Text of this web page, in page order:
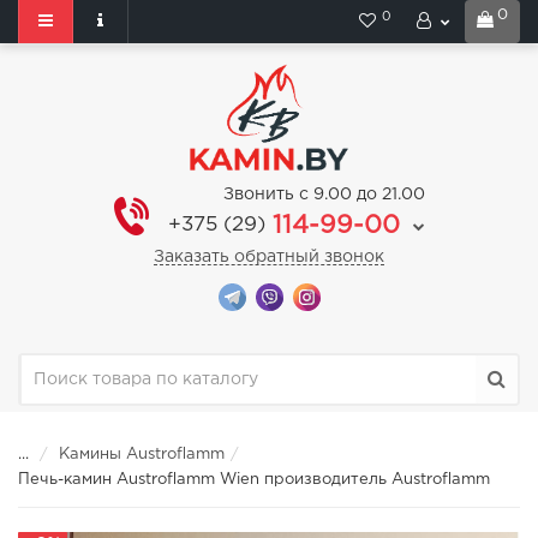
0
0
Звонить с 9.00 до 21.00
+375 (29) 114-99-00
Заказать обратный звонок
...
Камины Austroflamm
Печь-камин Austroflamm Wien производитель Austroflamm